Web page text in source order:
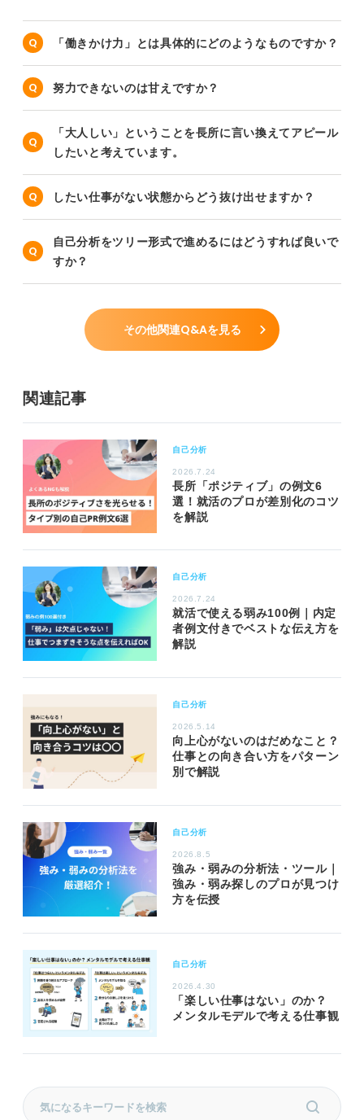
「働きかけ力」とは具体的にどのようなものですか？
努力できないのは甘えですか？
「大人しい」ということを長所に言い換えてアピール
したいと考えています。
したい仕事がない状態からどう抜け出せますか？
自己分析をツリー形式で進めるにはどうすれば良いで
すか？
その他関連Q&Aを見る
関連記事
自己分析
2026.7.24
長所「ポジティブ」の例文6
選！就活のプロが差別化のコツ
を解説
自己分析
2026.7.24
就活で使える弱み100例｜内定
者例文付きでベストな伝え方を
解説
自己分析
2026.5.14
向上心がないのはだめなこと？
仕事との向き合い方をパターン
別で解説
自己分析
2026.8.5
強み・弱みの分析法・ツール｜
強み・弱み探しのプロが見つけ
方を伝授
自己分析
2026.4.30
「楽しい仕事はない」のか？
メンタルモデルで考える仕事観